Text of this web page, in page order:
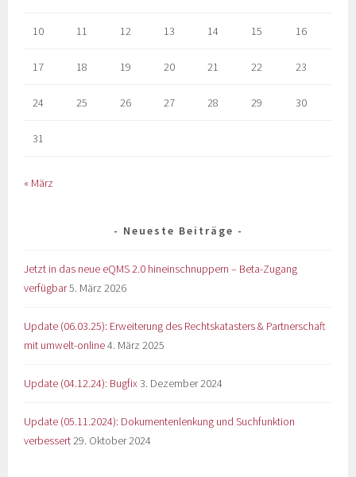
10 11 12 13 14 15 16
17 18 19 20 21 22 23
24 25 26 27 28 29 30
31
« März
Neueste Beiträge
Jetzt in das neue eQMS 2.0 hineinschnuppern – Beta-Zugang
verfügbar5. März 2026
Update (06.03.25): Erweiterung des Rechtskatasters & Partnerschaft
mit umwelt-online4. März 2025
Update (04.12.24): Bugfix3. Dezember 2024
Update (05.11.2024): Dokumentenlenkung und Suchfunktion
verbessert29. Oktober 2024